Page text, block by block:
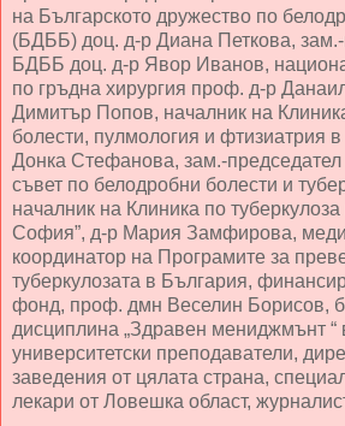
на Българското дружество по
(БДББ) доц. д-р Диана Петкова, зам.-
БДББ доц. д-р Явор Иванов,
по гръдна хирургия проф. д-р
Димитър Попов, началник на
болести, пулмология и фтизиатрия
Донка Стефанова, зам.-председател
съвет по белодробни болести и
началник на Клиника по
София”, д-р Мария Замфирова,
координатор на Програмите за
туберкулозата в България,
фонд, проф. дмн Веселин Борисов,
дисциплина „Здравен мениджмънт “
университетски преподаватели,
заведения от цялата страна,
лекари от Ловешка област,